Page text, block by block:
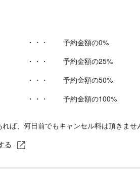
・・・
予約金額の0%
・・・
予約金額の25%
・・・
予約金額の50%
・・・ 予約金額の100%
ば、何日前でもキャンセル料は頂きませ
る